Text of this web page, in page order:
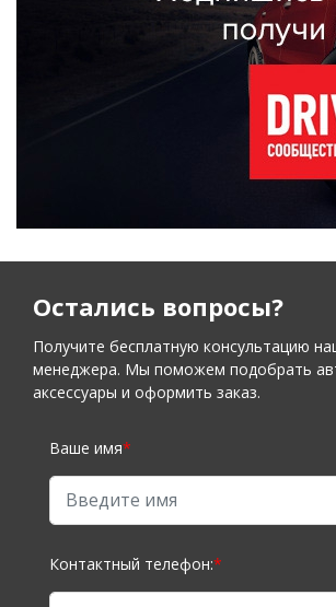
Остались вопросы?
Получите бесплатную консультацию
менеджера. Мы поможем подобрать
аксессуары и оформить заказ.
Ваше имя*
Контактный телефон:*